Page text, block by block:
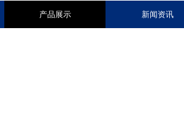
产品展示 新闻资讯